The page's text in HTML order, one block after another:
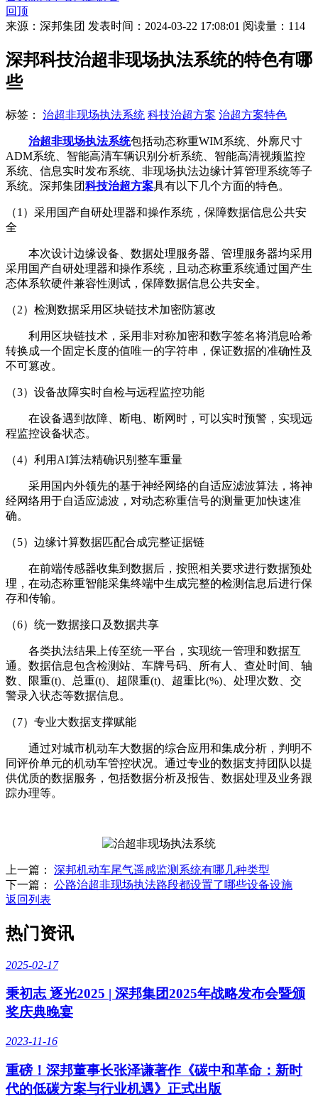
回顶
来源：深邦集团 发表时间：2024-03-22 17:08:01 阅读量：114
深邦科技治超非现场执法系统的特色有哪
些
标签： 治超非现场执法系统 科技治超方案 治超方案特色
治超非现场执法系统包括动态称重WIM系统、外廓尺寸
ADM系统、智能高清车辆识别分析系统、智能高清视频监控
系统、信息实时发布系统、非现场执法边缘计算管理系统等子
系统。深邦集团科技治超方案具有以下几个方面的特色。
（1）采用国产自研处理器和操作系统，保障数据信息公共安
全
本次设计边缘设备、数据处理服务器、管理服务器均采用
采用国产自研处理器和操作系统，且动态称重系统通过国产生
态体系软硬件兼容性测试，保障数据信息公共安全。
（2）检测数据采用区块链技术加密防篡改
利用区块链技术，采用非对称加密和数字签名将消息哈希
转换成一个固定长度的值唯一的字符串，保证数据的准确性及
不可篡改。
（3）设备故障实时自检与远程监控功能
在设备遇到故障、断电、断网时，可以实时预警，实现远
程监控设备状态。
（4）利用AI算法精确识别整车重量
采用国内外领先的基于神经网络的自适应滤波算法，将神
经网络用于自适应滤波，对动态称重信号的测量更加快速准
确。
（5）边缘计算数据匹配合成完整证据链
在前端传感器收集到数据后，按照相关要求进行数据预处
理，在动态称重智能采集终端中生成完整的检测信息后进行保
存和传输。
（6）统一数据接口及数据共享
各类执法结果上传至统一平台，实现统一管理和数据互
通。数据信息包含检测站、车牌号码、所有人、查处时间、轴
数、限重(t)、总重(t)、超限重(t)、超重比(%)、处理次数、交
警录入状态等数据信息。
（7）专业大数据支撑赋能
通过对城市机动车大数据的综合应用和集成分析，判明不
同评价单元的机动车管控状况。通过专业的数据支持团队以提
供优质的数据服务，包括数据分析及报告、数据处理及业务跟
踪办理等。
上一篇：
深邦机动车尾气遥感监测系统有哪几种类型
下一篇：
公路治超非现场执法路段都设置了哪些设备设施
返回列表
热门资讯
2025-02-17
秉初志 逐光2025 | 深邦集团2025年战略发布会暨颁
奖庆典晚宴
2023-11-16
重磅！深邦董事长张泽谦著作《碳中和革命：新时
代的低碳方案与行业机遇》正式出版